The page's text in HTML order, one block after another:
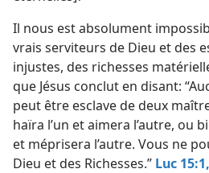
Il nous est absolument
vrais serviteurs de Dieu et des
injustes, des richesses
que Jésus conclut en disant:
peut être esclave de deux
haïra l’un et aimera l’autre, ou
et méprisera l’autre. Vous ne
Dieu et des Richesses.” Luc